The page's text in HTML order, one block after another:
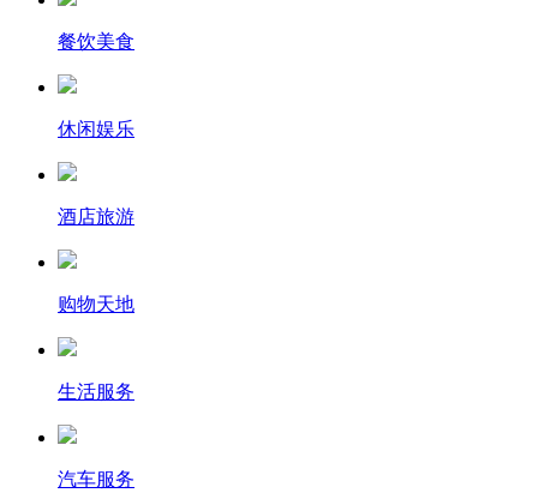
餐饮美食
休闲娱乐
酒店旅游
购物天地
生活服务
汽车服务